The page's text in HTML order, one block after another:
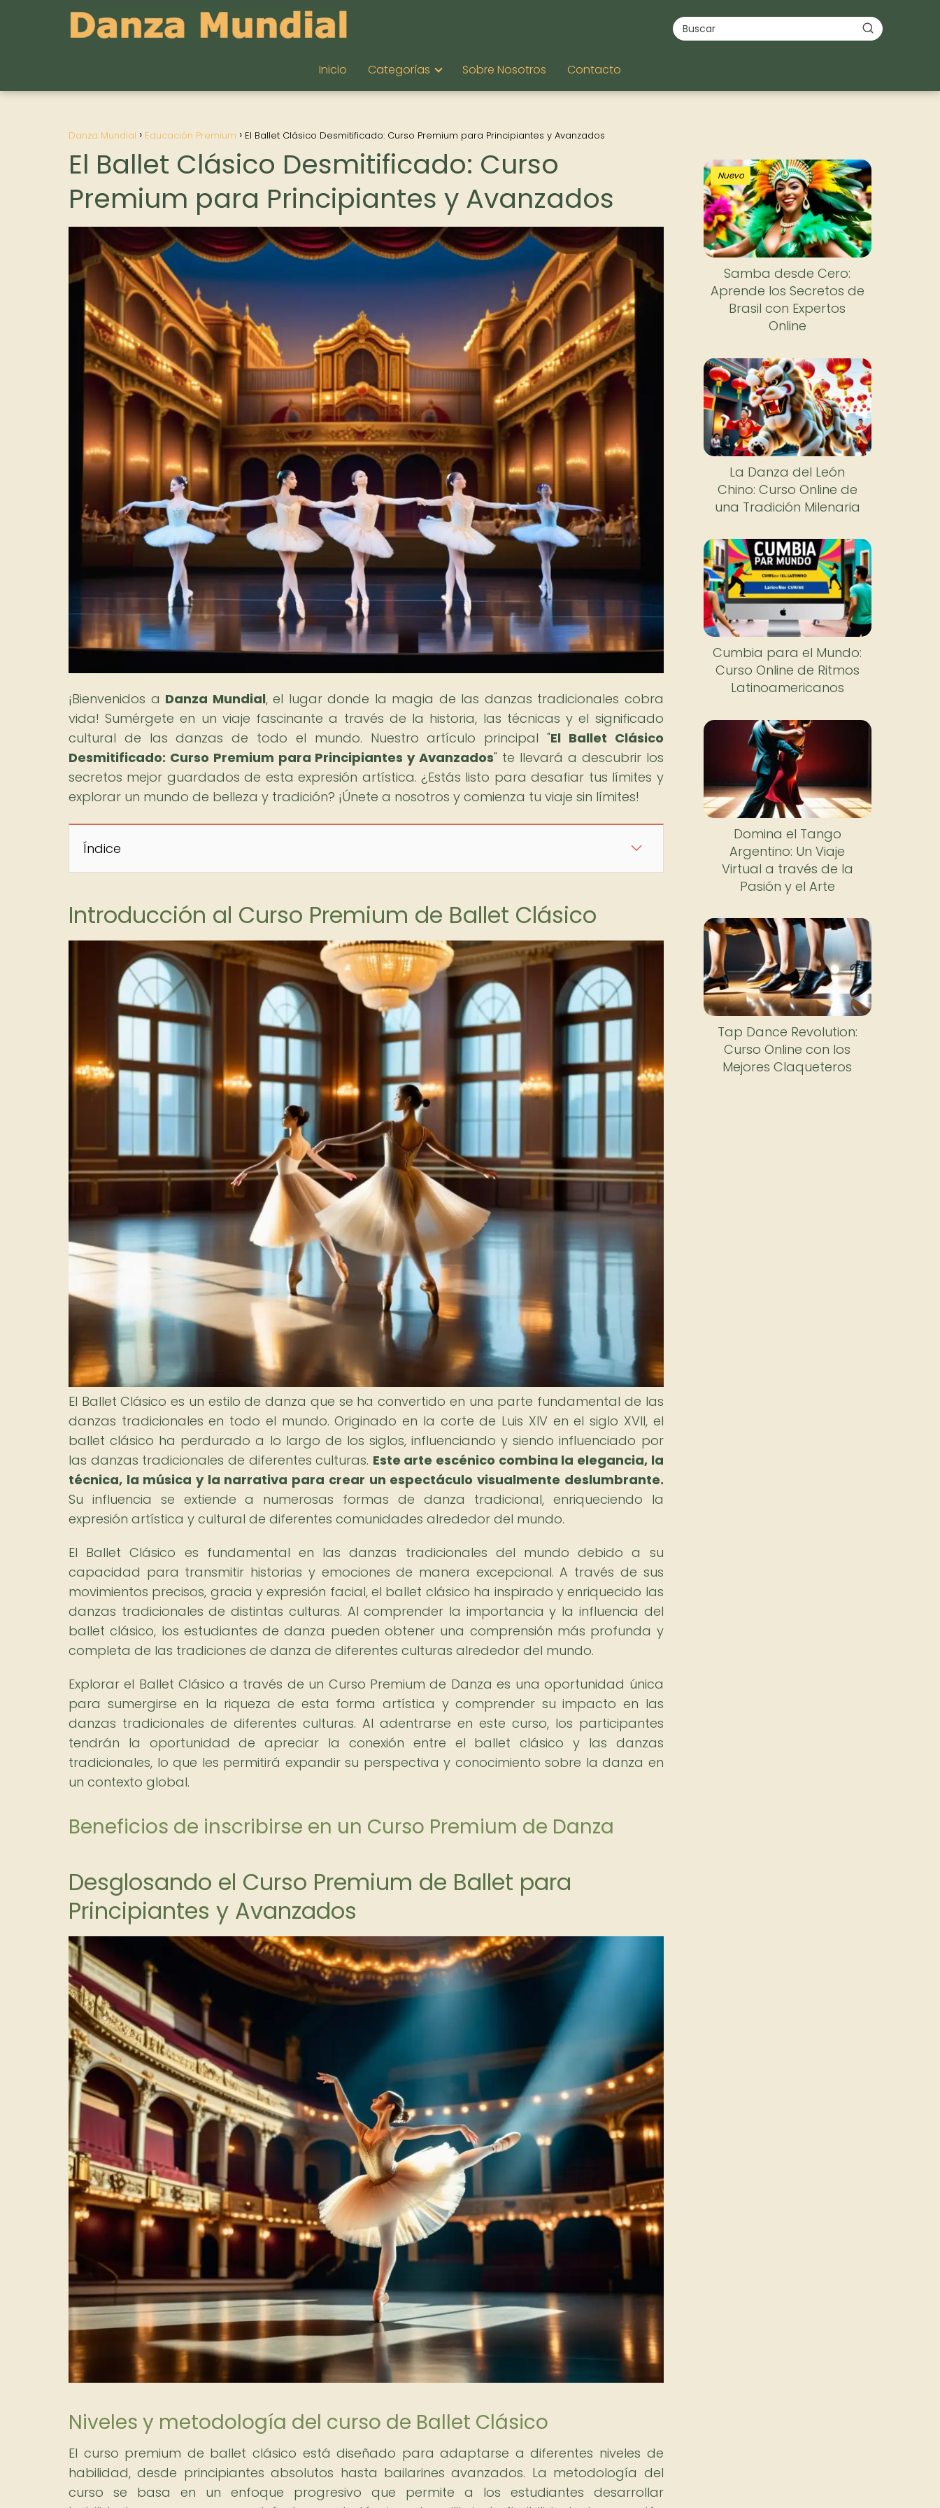
Inicio Categorías Sobre Nosotros Contacto
Danza Mundial Educación Premium El Ballet Clásico Desmitificado: Curso Premium para Principiantes y Avanzados
El Ballet Clásico Desmitificado: Curso
Premium para Principiantes y Avanzados
¡Bienvenidos a Danza Mundial, el lugar donde la magia de las danzas tradicionales cobra
vida! Sumérgete en un viaje fascinante a través de la historia, las técnicas y el significado
cultural de las danzas de todo el mundo. Nuestro artículo principal "El Ballet Clásico
Desmitificado: Curso Premium para Principiantes y Avanzados" te llevará a descubrir los
secretos mejor guardados de esta expresión artística. ¿Estás listo para desafiar tus límites y
explorar un mundo de belleza y tradición? ¡Únete a nosotros y comienza tu viaje sin límites!
Índice
Introducción al Curso Premium de Ballet Clásico
El Ballet Clásico es un estilo de danza que se ha convertido en una parte fundamental de las
danzas tradicionales en todo el mundo. Originado en la corte de Luis XIV en el siglo XVII, el
ballet clásico ha perdurado a lo largo de los siglos, influenciando y siendo influenciado por
las danzas tradicionales de diferentes culturas. Este arte escénico combina la elegancia, la
técnica, la música y la narrativa para crear un espectáculo visualmente deslumbrante.
Su influencia se extiende a numerosas formas de danza tradicional, enriqueciendo la
expresión artística y cultural de diferentes comunidades alrededor del mundo.
El Ballet Clásico es fundamental en las danzas tradicionales del mundo debido a su
capacidad para transmitir historias y emociones de manera excepcional. A través de sus
movimientos precisos, gracia y expresión facial, el ballet clásico ha inspirado y enriquecido las
danzas tradicionales de distintas culturas. Al comprender la importancia y la influencia del
ballet clásico, los estudiantes de danza pueden obtener una comprensión más profunda y
completa de las tradiciones de danza de diferentes culturas alrededor del mundo.
Explorar el Ballet Clásico a través de un Curso Premium de Danza es una oportunidad única
para sumergirse en la riqueza de esta forma artística y comprender su impacto en las
danzas tradicionales de diferentes culturas. Al adentrarse en este curso, los participantes
tendrán la oportunidad de apreciar la conexión entre el ballet clásico y las danzas
tradicionales, lo que les permitirá expandir su perspectiva y conocimiento sobre la danza en
un contexto global.
Beneficios de inscribirse en un Curso Premium de Danza
Desglosando el Curso Premium de Ballet para
Principiantes y Avanzados
Niveles y metodología del curso de Ballet Clásico
El curso premium de ballet clásico está diseñado para adaptarse a diferentes niveles de
habilidad, desde principiantes absolutos hasta bailarines avanzados. La metodología del
curso se basa en un enfoque progresivo que permite a los estudiantes desarrollar
Nuevo
Samba desde Cero:
Aprende los Secretos de
Brasil con Expertos
Online
La Danza del León
Chino: Curso Online de
una Tradición Milenaria
Cumbia para el Mundo:
Curso Online de Ritmos
Latinoamericanos
Domina el Tango
Argentino: Un Viaje
Virtual a través de la
Pasión y el Arte
Tap Dance Revolution:
Curso Online con los
Mejores Claqueteros